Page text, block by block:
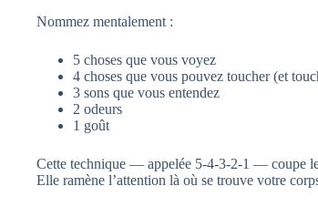
Nommez mentalement :
5 choses que vous voyez
4 choses que vous pouvez toucher (et
3 sons que vous entendez
2 odeurs
1 goût
Cette technique — appelée 5-4-3-2-1 — coupe
Elle ramène l’attention là où se trouve votre